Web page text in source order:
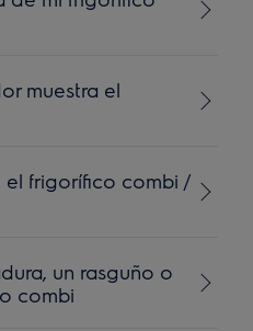
muestra el
frigorífico combi /
un rasguño o
combi